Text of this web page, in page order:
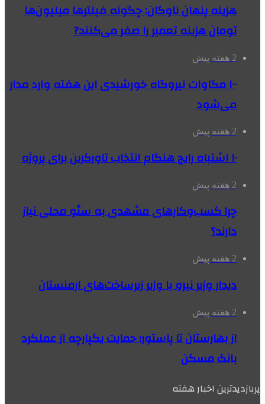
هزینه پنهان ناوگان: چگونه فیلترها میلیون‌ها
تومان هزینه تعمیر را صفر می‌کنند?
2 هفته پیش
۱۰۰ مگاوات نیروگاه‌ خورشیدی این هفته وارد مدار
می‌شود
2 هفته پیش
۱۰ اشتباه رایج هنگام انتخاب تاورکرین برای پروژه
2 هفته پیش
چرا کسب‌وکارهای مشهدی به سئو محلی نیاز
دارند؟
2 هفته پیش
دیدار وزیر نیرو با وزیر زیرساخت‌های ارمنستان
2 هفته پیش
از بهارستان تا پاستور؛ حمایت یکپارچه از عملکرد
بانک مسکن
پربازدیدترین اخبار هفته